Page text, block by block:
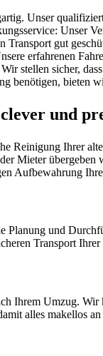
Unser
Unser
Transport gut
erfahrenen
stellen sicher,
benötigen, bieten
und
Reinigung Ihrer
Mieter
Aufbewahrung
Planung und
Transport
Ihrem Umzug.
alles makellos